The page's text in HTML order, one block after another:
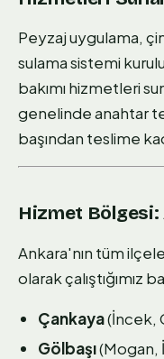
Peyzaj uygulama,
sulama sistemi
bakımı hizmetleri
genelinde anahtar
başından teslime
Hizmet Bölgesi:
Ankara'nın tüm
olarak çalıştığımız
Çankaya(İncek,
Gölbaşı(Mogan,